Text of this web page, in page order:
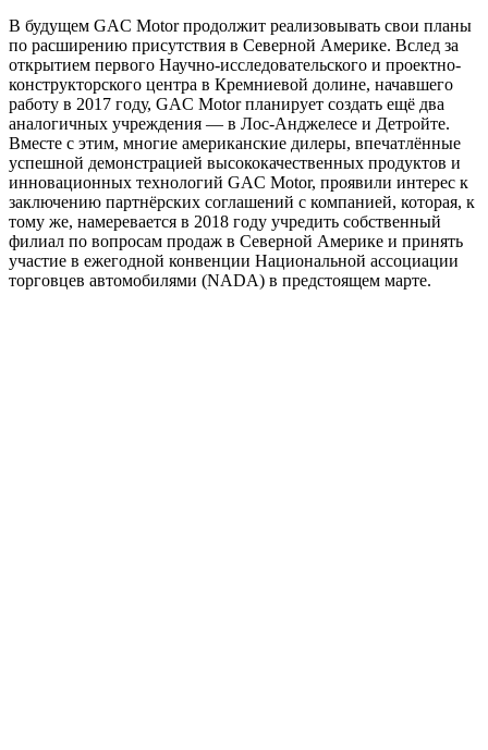
В будущем GAC Motor продолжит реализовывать свои планы
по расширению присутствия в Северной Америке. Вслед за
открытием первого Научно-исследовательского и проектно-
конструкторского центра в Кремниевой долине, начавшего
работу в 2017 году, GAC Motor планирует создать ещё два
аналогичных учреждения — в Лос-Анджелесе и Детройте.
Вместе с этим, многие американские дилеры, впечатлённые
успешной демонстрацией высококачественных продуктов и
инновационных технологий GAC Motor, проявили интерес к
заключению партнёрских соглашений с компанией, которая, к
тому же, намеревается в 2018 году учредить собственный
филиал по вопросам продаж в Северной Америке и принять
участие в ежегодной конвенции Национальной ассоциации
торговцев автомобилями (NADA) в предстоящем марте.